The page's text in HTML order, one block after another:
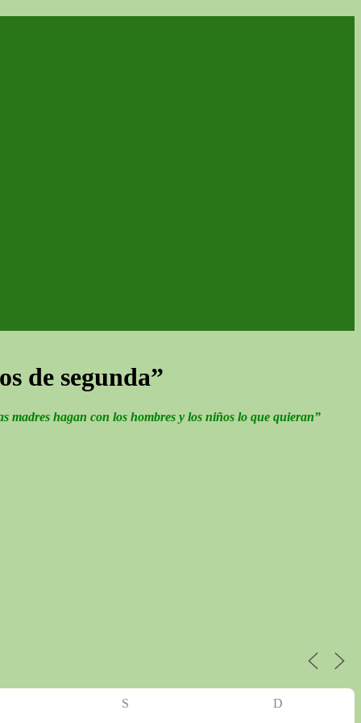
de segunda”
madres hagan con los hombres y los niños lo que quieran”
S D